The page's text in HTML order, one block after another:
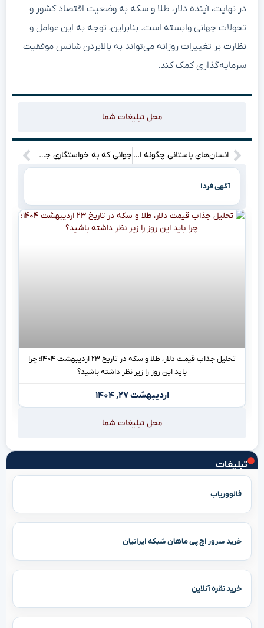
تبلیغات
فالووریاب
خرید سرور اچ پی ماهان شبکه ایرانیان
خرید نقره آنلاین
در نهایت، آینده دلار، طلا و سکه به وضعیت اقتصاد کشور و
تحولات جهانی وابسته است. بنابراین، توجه به این عوامل و
نظارت بر تغییرات روزانه می‌تواند به بالابردن شانس موفقیت
سرمایه‌گذاری کمک کند.
محل تبلیغات شما
انسان‌های باستانی چگونه از بلایای اقلیمی ۸۲۰۰ سال پیش نجات یافتند؟ رازهای جالبی که باید بدانید! جوانی که به خواستگاری جواب رد شنیده بود، با کلاشینکف به خانه عروس حمله کرد و حالا دستگیر شده است! پلیس در حین بازداشت به پای او شلیک کرد. این ماجرا چه تعجب و هیجانی به دنبال دارد؟ با ما همراه باشید تا جزئیات بیشتری را بخوانید!
آگهی فردا
تحلیل جذاب قیمت دلار، طلا و سکه در تاریخ ۲۳ اردیبهشت ۱۴۰۴: چرا
باید این روز را زیر نظر داشته باشید؟
اردیبهشت ۲۷, ۱۴۰۴
محل تبلیغات شما